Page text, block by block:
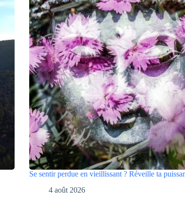
Se sentir perdue en vieillissant ? Réveille ta
4 août 2026